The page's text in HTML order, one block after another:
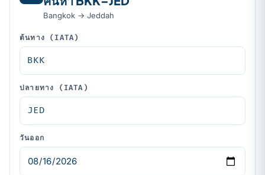
Bangkok → Jeddah
ต้นทาง (IATA)
ปลายทาง (IATA)
วันออก